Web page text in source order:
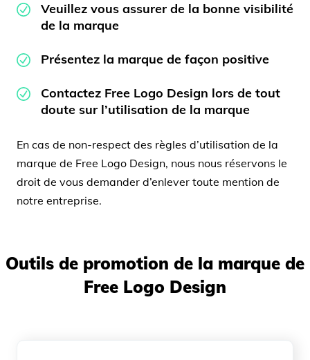
Veuillez vous assurer de la bonne visibilité
de la marque
Présentez la marque de façon positive
Contactez Free Logo Design lors de tout
doute sur l’utilisation de la marque
En cas de non-respect des règles d’utilisation de la
marque de Free Logo Design, nous nous réservons le
droit de vous demander d’enlever toute mention de
notre entreprise.
Outils de promotion de la marque de
Free Logo Design